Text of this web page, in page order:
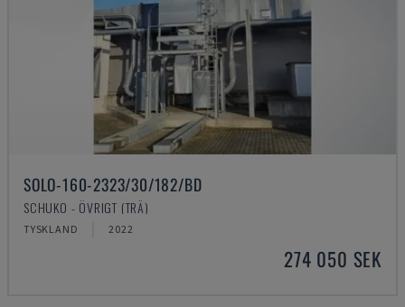
SOLO-160-2323/30/182/BD
SCHUKO - ÖVRIGT (TRÄ)
TYSKLAND 2022
274 050 SEK